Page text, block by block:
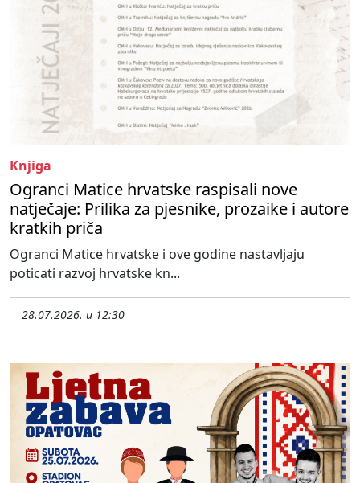
Knjiga
Ogranci Matice hrvatske raspisali nove
natječaje: Prilika za pjesnike, prozaike i autore
kratkih priča
Ogranci Matice hrvatske i ove godine nastavljaju
poticati razvoj hrvatske kn...
28.07.2026. u 12:30